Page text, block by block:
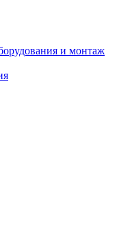
и монтаж